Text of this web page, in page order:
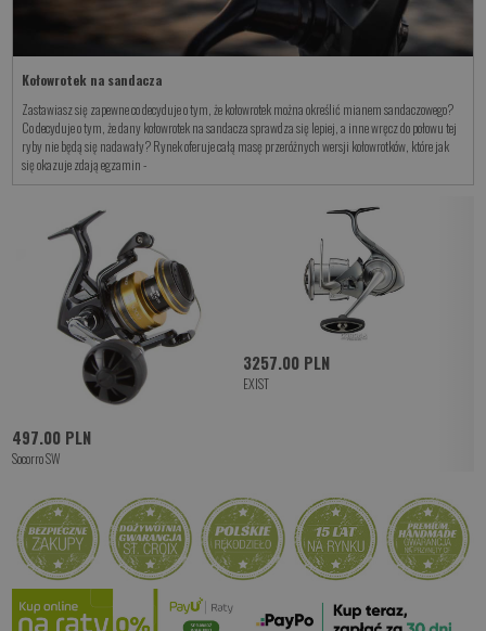
Kołowrotek na sandacza
Zastawiasz się zapewne co decyduje o tym, że kołowrotek można określić mianem sandaczowego?
Co decyduje o tym, że dany kołowrotek na sandacza sprawdza się lepiej, a inne wręcz do połowu tej
ryby nie będą się nadawały? Rynek oferuje całą masę przeróżnych wersji kołowrotków, które jak
się okazuje zdają egzamin -
497.00 PLN
Socorro SW
3257.00 PLN
EXIST